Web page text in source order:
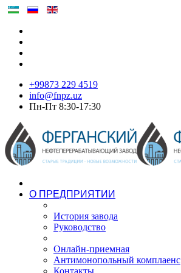
+99873 229 4519
info@fnpz.uz
Пн-Пт 8:30-17:30
О ПРЕДПРИЯТИИ
История завода
Руководство
Онлайн-приемная
Антимонопольный комплаенс
Контакты